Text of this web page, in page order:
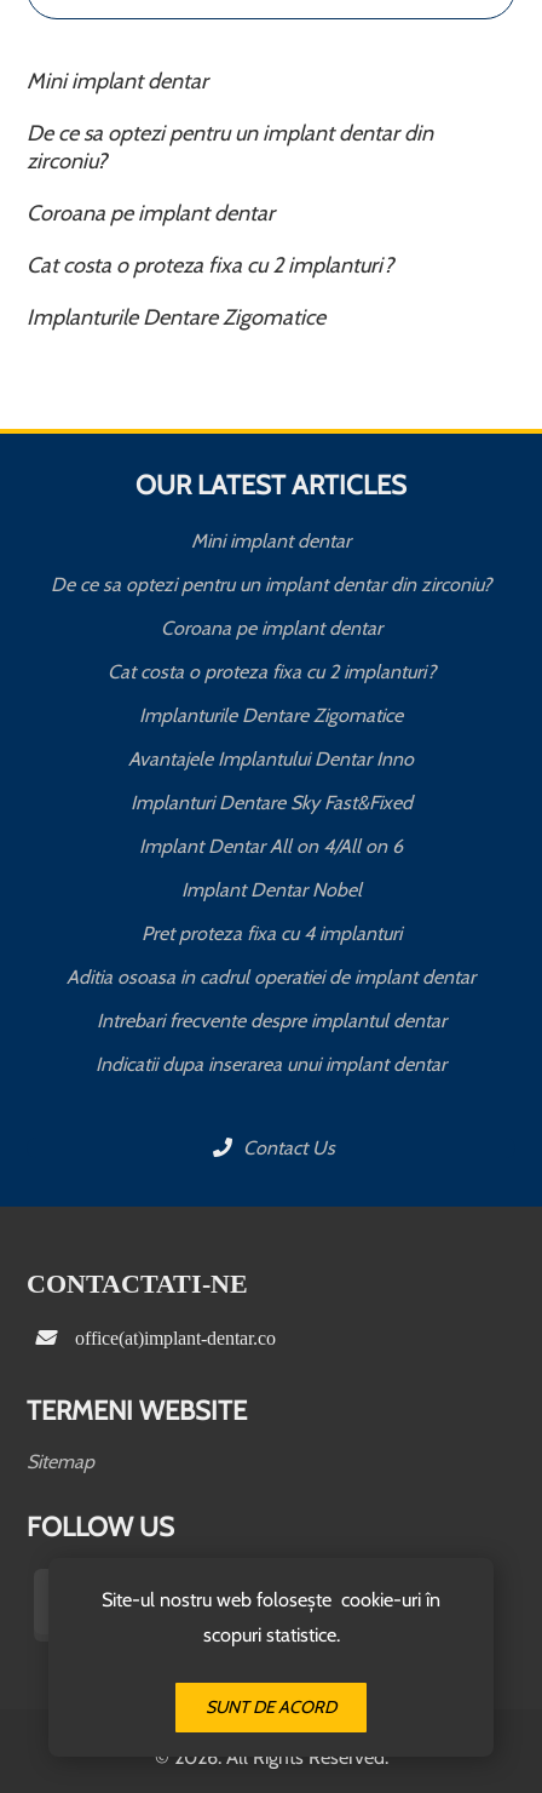
Site-ul nostru web folosește cookie-uri în
scopuri statistice.
SUNT DE ACORD
Mini implant dentar
De ce sa optezi pentru un implant dentar din
zirconiu?
Coroana pe implant dentar
Cat costa o proteza fixa cu 2 implanturi?
Implanturile Dentare Zigomatice
OUR LATEST ARTICLES
Mini implant dentar
De ce sa optezi pentru un implant dentar din zirconiu?
Coroana pe implant dentar
Cat costa o proteza fixa cu 2 implanturi?
Implanturile Dentare Zigomatice
Avantajele Implantului Dentar Inno
Implanturi Dentare Sky Fast&Fixed
Implant Dentar All on 4/All on 6
Implant Dentar Nobel
Pret proteza fixa cu 4 implanturi
Aditia osoasa in cadrul operatiei de implant dentar
Intrebari frecvente despre implantul dentar
Indicatii dupa inserarea unui implant dentar
Contact Us
CONTACTATI-NE
office(at)implant-dentar.co
TERMENI WEBSITE
Sitemap
FOLLOW US
© 2026. All Rights Reserved.